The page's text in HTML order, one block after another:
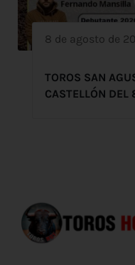
8 de agosto de
TOROS SAN
CASTELLÓN